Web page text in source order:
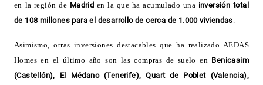
en la región de Madrid en la que ha acumulado una inversión total
de 108 millones para el desarrollo de cerca de 1.000 viviendas.
Asimismo,otras inversiones destacables que ha realizado AEDAS
Homes en el último año son las compras de suelo en Benicasim
(Castellón), El Médano (Tenerife), Quart de Poblet (Valencia),